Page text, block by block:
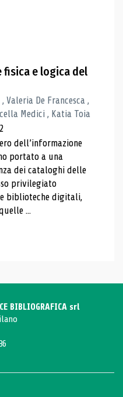
fisica e logica del
Valeria De Francesca ,
Medici , Katia Toia
dell’informazione
portato a una
dei cataloghi delle
privilegiato
biblioteche digitali,
...
BIBLIOGRAFICA srl